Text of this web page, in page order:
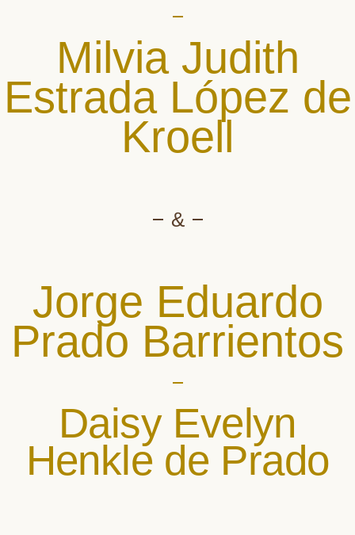
Milvia Judith
Estrada López de
Kroell
&
Jorge Eduardo
Prado Barrientos
Daisy Evelyn
Henkle de Prado